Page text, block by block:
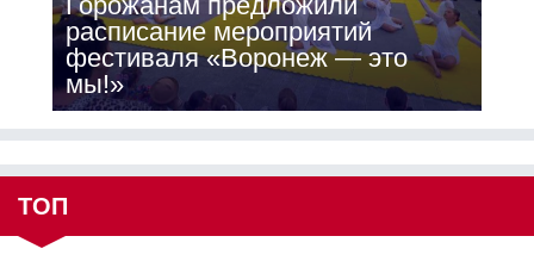
расписание мероприятий
фестиваля «Воронеж — это
мы!»
ТОП